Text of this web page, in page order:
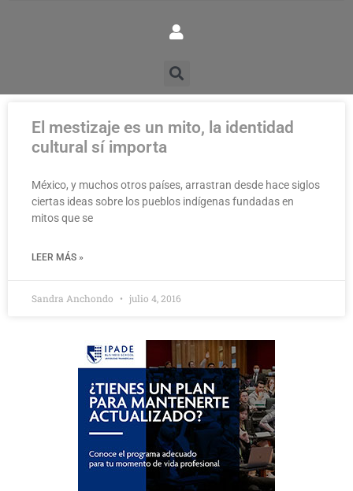
El mestizaje es un mito, la identidad
cultural sí importa
México, y muchos otros países, arrastran desde hace siglos
ciertas ideas sobre los pueblos indígenas fundadas en
mitos que se
LEER MÁS »
Sandra Anchondo julio 4, 2016